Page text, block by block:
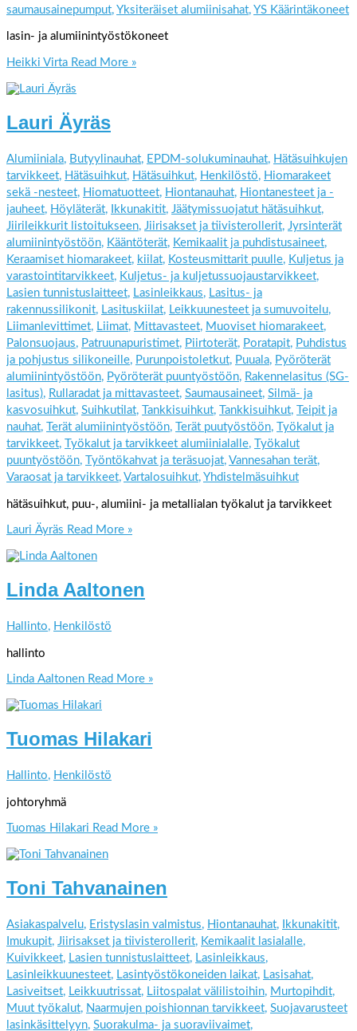
saumausainepumput, Yksiteräiset alumiinisahat, YS Käärintäkoneet
lasin- ja alumiinintyöstökoneet
Heikki Virta Read More »
Lauri Äyräs
Alumiiniala, Butyylinauhat, EPDM-solukuminauhat, Hätäsuihkujen
tarvikkeet, Hätäsuihkut, Hätäsuihkut, Henkilöstö, Hiomarakeet
sekä -nesteet, Hiomatuotteet, Hiontanauhat, Hiontanesteet ja -
jauheet, Höyläterät, Ikkunakitit, Jäätymissuojatut hätäsuihkut,
Jiirileikkurit listoitukseen, Jiirisakset ja tiivisterollerit, Jyrsinterät
alumiinintyöstöön, Kääntöterät, Kemikaalit ja puhdistusaineet,
Keraamiset hiomarakeet, kiilat, Kosteusmittarit puulle, Kuljetus ja
varastointitarvikkeet, Kuljetus- ja kuljetussuojaustarvikkeet,
Lasien tunnistuslaitteet, Lasinleikkaus, Lasitus- ja
rakennussilikonit, Lasituskiilat, Leikkuunesteet ja sumuvoitelu,
Liimanlevittimet, Liimat, Mittavasteet, Muoviset hiomarakeet,
Palonsuojaus, Patruunapuristimet, Piirtoterät, Poratapit, Puhdistus
ja pohjustus silikoneille, Purunpoistoletkut, Puuala, Pyöröterät
alumiinintyöstöön, Pyöröterät puuntyöstöön, Rakennelasitus (SG-
lasitus), Rullaradat ja mittavasteet, Saumausaineet, Silmä- ja
kasvosuihkut, Suihkutilat, Tankkisuihkut, Tankkisuihkut,
Teipit ja
nauhat, Terät alumiinintyöstöön, Terät puutyöstöön,
Työkalut ja
tarvikkeet, Työkalut ja tarvikkeet alumiinialalle,
Työkalut
puuntyöstöön, Työntökahvat ja teräsuojat, Vannesahan terät,
Varaosat ja tarvikkeet, Vartalosuihkut, Yhdistelmäsuihkut
hätäsuihkut, puu-, alumiini- ja metallialan työkalut ja tarvikkeet
Lauri Äyräs Read More »
Linda Aaltonen
Hallinto, Henkilöstö
hallinto
Linda Aaltonen Read More »
Tuomas Hilakari
Hallinto, Henkilöstö
johtoryhmä
Tuomas Hilakari Read More »
Toni Tahvanainen
Asiakaspalvelu, Eristyslasin valmistus, Hiontanauhat, Ikkunakitit,
Imukupit, Jiirisakset ja tiivisterollerit, Kemikaalit lasialalle,
Kuivikkeet, Lasien tunnistuslaitteet, Lasinleikkaus,
Lasinleikkuunesteet, Lasintyöstökoneiden laikat, Lasisahat,
Lasiveitset, Leikkuutrissat, Liitospalat välilistoihin, Murtopihdit,
Muut työkalut, Naarmujen poishionnan tarvikkeet, Suojavarusteet
lasinkäsittelyyn, Suorakulma- ja suoraviivaimet,